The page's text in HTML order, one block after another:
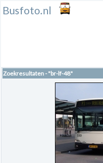
Busfoto.nl
Zoekresultaten - "br-lf-48"